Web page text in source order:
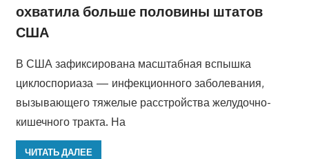
охватила больше половины штатов
США
В США зафиксирована масштабная вспышка
циклоспориаза — инфекционного заболевания,
вызывающего тяжелые расстройства желудочно-
кишечного тракта. На
ЧИТАТЬ ДАЛЕЕ